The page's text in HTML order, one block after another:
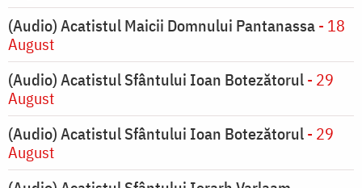
(Audio) Acatistul Maicii Domnului Pantanassa- 18
August
(Audio) Acatistul Sfântului Ioan Botezătorul- 29
August
(Audio) Acatistul Sfântului Ioan Botezătorul- 29
August